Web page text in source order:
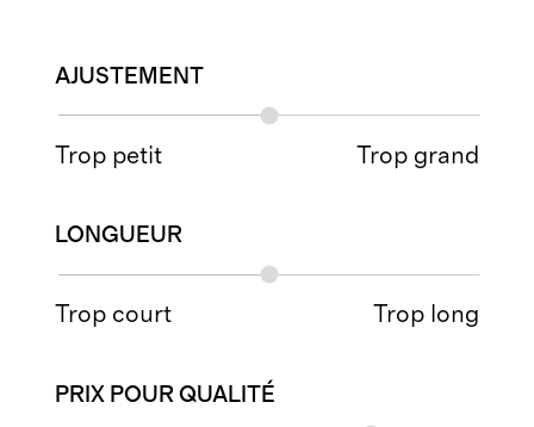
AJUSTEMENT
Trop petit Trop grand
LONGUEUR
Trop court Trop long
PRIX POUR QUALITÉ